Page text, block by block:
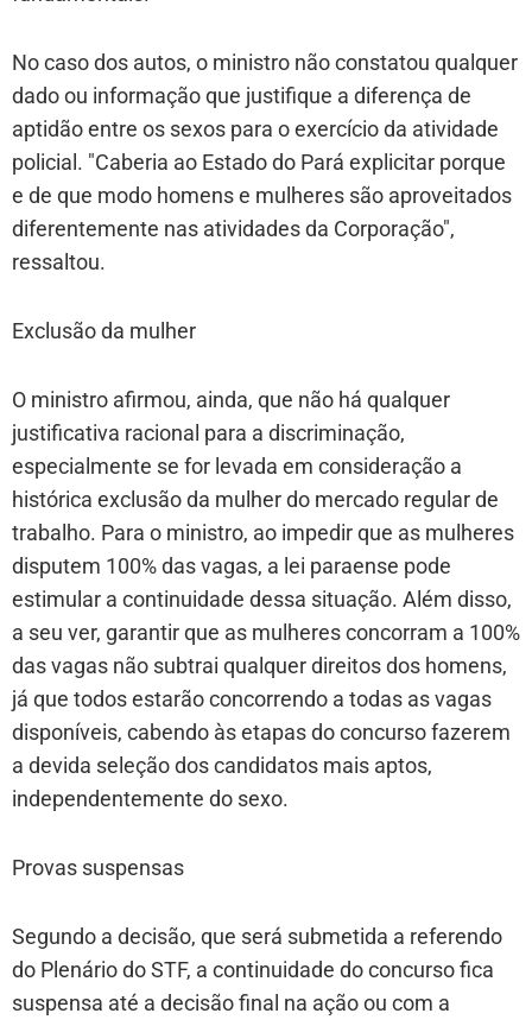
No caso dos autos, o ministro não constatou qualquer
dado ou informação que justifique a diferença de
aptidão entre os sexos para o exercício da atividade
policial. "Caberia ao Estado do Pará explicitar porque
e de que modo homens e mulheres são aproveitados
diferentemente nas atividades da Corporação",
ressaltou.
Exclusão da mulher
O ministro afirmou, ainda, que não há qualquer
justificativa racional para a discriminação,
especialmente se for levada em consideração a
histórica exclusão da mulher do mercado regular de
trabalho. Para o ministro, ao impedir que as mulheres
disputem 100% das vagas, a lei paraense pode
estimular a continuidade dessa situação. Além disso,
a seu ver, garantir que as mulheres concorram a 100%
das vagas não subtrai qualquer direitos dos homens,
já que todos estarão concorrendo a todas as vagas
disponíveis, cabendo às etapas do concurso fazerem
a devida seleção dos candidatos mais aptos,
independentemente do sexo.
Provas suspensas
Segundo a decisão, que será submetida a referendo
do Plenário do STF, a continuidade do concurso fica
suspensa até a decisão final na ação ou com a